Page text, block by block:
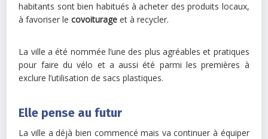
habitants sont bien habitués à acheter des produits locaux,
à favoriser le covoiturage et à recycler.
La ville a été nommée l’une des plus agréables et pratiques
pour faire du vélo et a aussi été parmi les premières à
exclure l’utilisation de sacs plastiques.
Elle pense au futur
La ville a déjà bien commencé mais va continuer à équiper